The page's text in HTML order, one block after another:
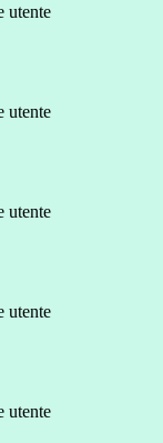
utente
utente
utente
utente
utente